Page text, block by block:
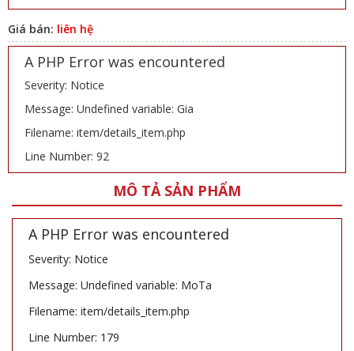
Giá bán: liên hệ
A PHP Error was encountered
Severity: Notice
Message: Undefined variable: Gia
Filename: item/details_item.php
Line Number: 92
MÔ TẢ SẢN PHẨM
A PHP Error was encountered
Severity: Notice
Message: Undefined variable: MoTa
Filename: item/details_item.php
Line Number: 179